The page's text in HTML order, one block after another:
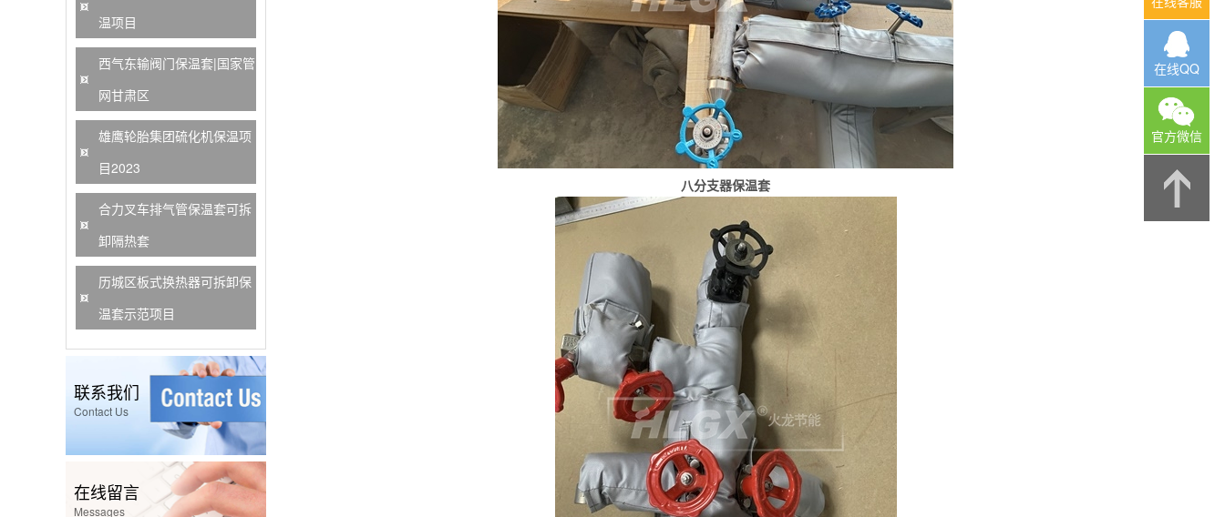
温项目
西气东输阀门保温套|国家管
网甘肃区
雄鹰轮胎集团硫化机保温项
目2023
合力叉车排气管保温套可拆
卸隔热套
历城区板式换热器可拆卸保
温套示范项目
联系我们
Contact Us
在线留言
Messages
八分支器保温套
在线QQ
官方微信